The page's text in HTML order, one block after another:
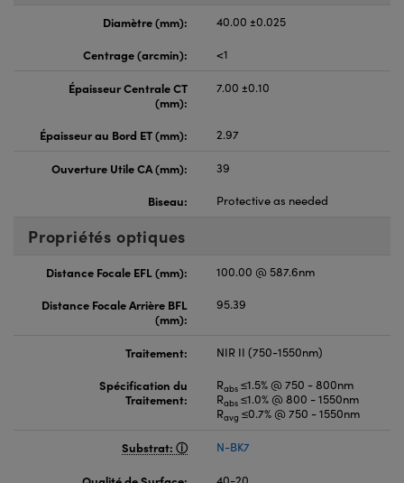
Diamètre (mm):
40.00 ±0.025
Centrage (arcmin):
<1
Épaisseur Centrale CT
(mm):
7.00 ±0.10
Épaisseur au Bord ET (mm): 2.97
Ouverture Utile CA (mm):
39
Biseau:
Protective as needed
Propriétés optiques
Distance Focale EFL (mm):
100.00 @ 587.6nm
Distance Focale Arrière BFL
(mm):
95.39
Traitement:
NIR II (750-1550nm)
Spécification du
Traitement:
Rabs ≤1.5% @ 750 - 800nm
Rabs ≤1.0% @ 800 - 1550nm
Ravg ≤0.7% @ 750 - 1550nm
Substrat: N-BK7